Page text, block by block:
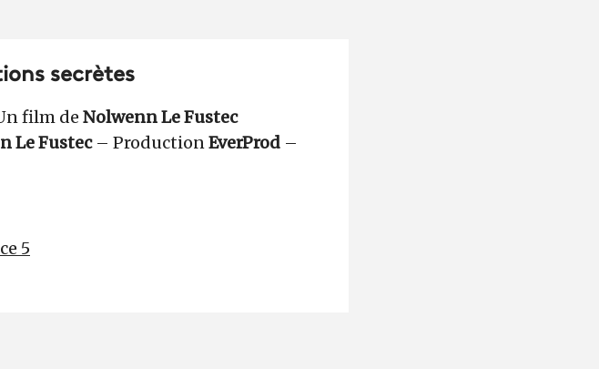
secrètes
film de Nolwenn Le Fustec
Le Fustec– ProductionEverProd –
5